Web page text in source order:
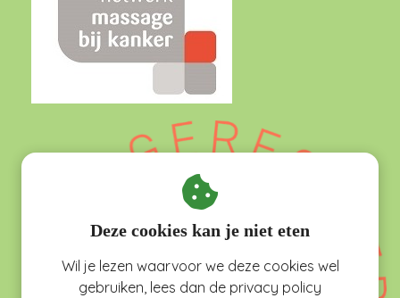
Deze cookies kan je niet eten
Wil je lezen waarvoor we deze cookies wel
gebruiken, lees dan de privacy policy